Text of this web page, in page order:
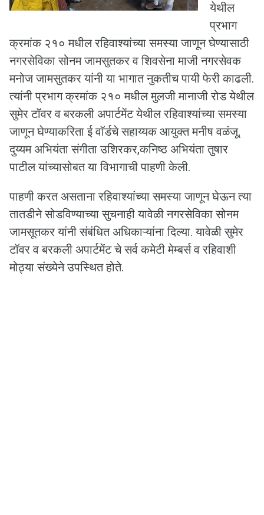
येथील
प्रभाग
क्रमांक २१० मधील रहिवाश्यांच्या समस्या जाणून घेण्यासाठी
नगरसेविका सोनम जामसुतकर व शिवसेना माजी नगरसेवक
मनोज जामसुतकर यांनी या भागात नुकतीच पायी फेरी काढली.
त्यांनी प्रभाग क्रमांक २१० मधील मुलजी मानाजी रोड येथील
सुमेर टॉवर व बरकली अपार्टमेंट येथील रहिवाश्यांच्या समस्या
जाणून घेण्याकरिता ई वॉर्डचे सहाय्यक आयुक्त मनीष वळंजू,
दुय्यम अभियंता संगीता उशिरकर,कनिष्ठ अभियंता तुषार
पाटील यांच्यासोबत या विभागाची पाहणी केली.
पाहणी करत असताना रहिवाश्यांच्या समस्या जाणून घेऊन त्या
तातडीने सोडविण्याच्या सुचनाही यावेळी नगरसेविका सोनम
जामसूतकर यांनी संबंधित अधिकाऱ्यांना दिल्या. यावेळी सुमेर
टॉवर व बरकली अपार्टमेंट चे सर्व कमेटी मेम्बर्स व रहिवाशी
मोठ्या संख्येने उपस्थित होते.